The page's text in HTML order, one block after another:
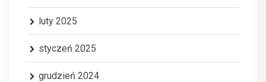
luty 2025
styczeń 2025
grudzień 2024